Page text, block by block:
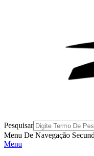
Byblos
Pesquisar
Menu De Navegação
Menu